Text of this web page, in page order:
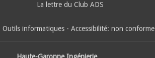
La lettre du Club ADS
Outils informatiques - Accessibilité: non conforme